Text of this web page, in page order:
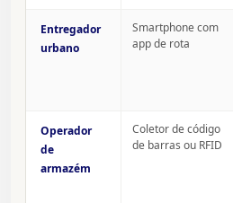
Entregador
urbano
Smartphone com
app de rota
Operador
de
armazém
Coletor de código
de barras ou RFID